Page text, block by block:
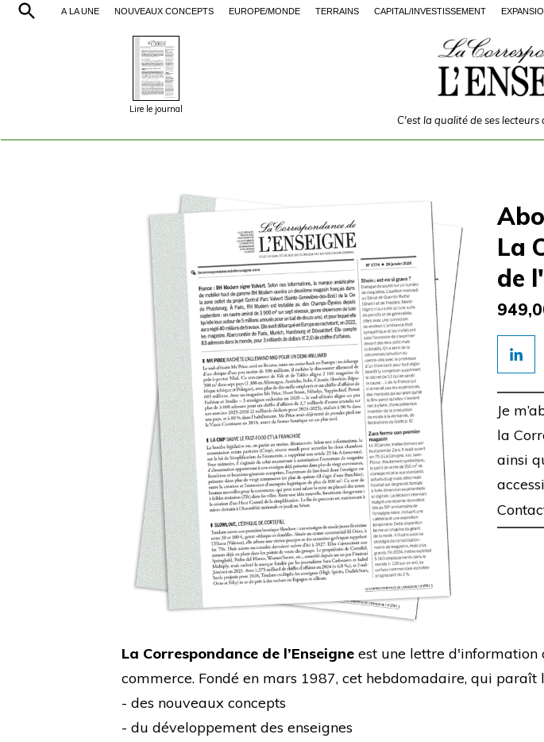
À LA UNE NOUVEAUX CONCEPTS EUROPE/MONDE TERRAINS CAPITAL/INVESTISSEMENT
Lire le journal
C'est la qualité de ses
La
de
Je
la
ainsi
La Correspondance de l’Enseigne est une lettre d'information
commerce. Fondé en mars 1987, cet hebdomadaire, qui paraît
- des nouveaux concepts
- du développement des enseignes